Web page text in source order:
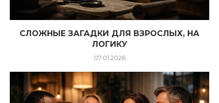
СЛОЖНЫЕ ЗАГАДКИ ДЛЯ ВЗРОСЛЫХ, НА
ЛОГИКУ
07.01.2026